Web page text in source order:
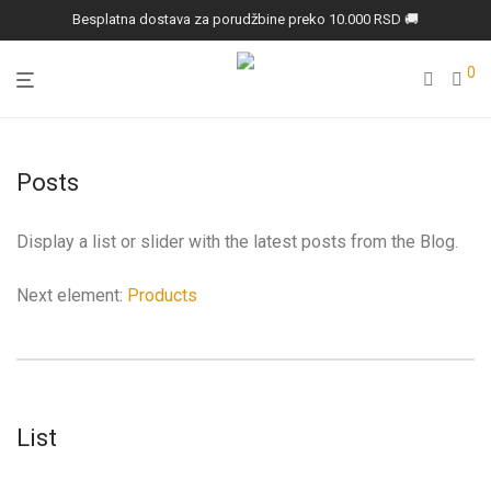
Besplatna dostava za porudžbine preko 10.000 RSD 🚚
0
Posts
Display a list or slider with the latest posts from the Blog.
Next element: Products
List